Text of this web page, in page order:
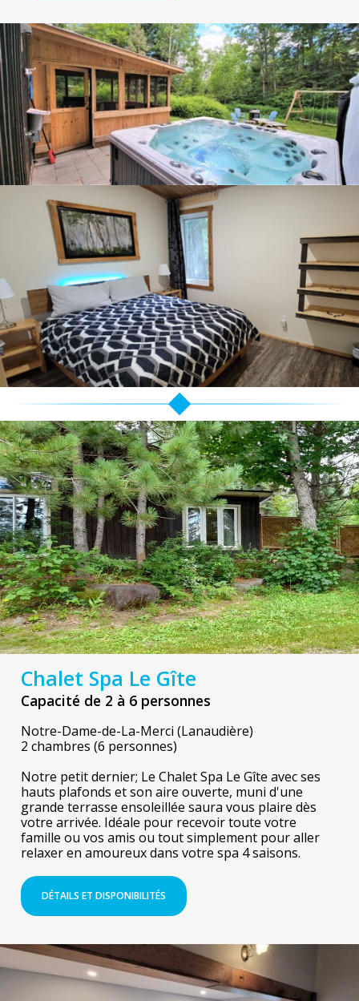
Chalet Spa Le Gîte
Capacité de 2 à 6 personnes
Notre-Dame-de-La-Merci (Lanaudière)
2 chambres (6 personnes)
Notre petit dernier; Le Chalet Spa Le Gîte avec ses
hauts plafonds et son aire ouverte, muni d'une
grande terrasse ensoleillée saura vous plaire dès
votre arrivée. Idéale pour recevoir toute votre
famille ou vos amis ou tout simplement pour aller
relaxer en amoureux dans votre spa 4 saisons.
DÉTAILS ET DISPONIBILITÉS